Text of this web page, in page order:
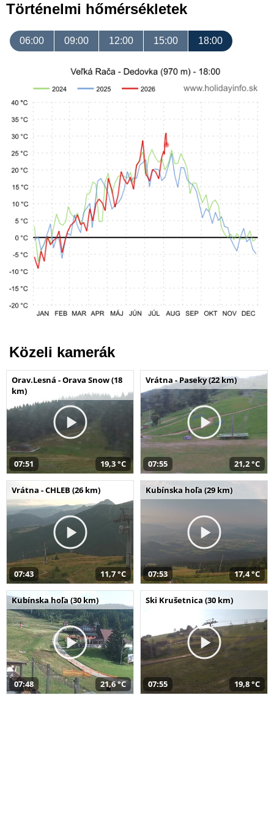
Történelmi hőmérsékletek
06:00 09:00 12:00 15:00 18:00
Közeli kamerák
Orav.Lesná - Orava Snow (18
km)
07:51 19,3 °C
Vrátna - Paseky (22 km)
07:55 21,2 °C
Vrátna - CHLEB (26 km)
07:43 11,7 °C
Kubínska hoľa (29 km)
07:53 17,4 °C
Kubínska hoľa (30 km)
07:48 21,6 °C
Ski Krušetnica (30 km)
07:55 19,8 °C